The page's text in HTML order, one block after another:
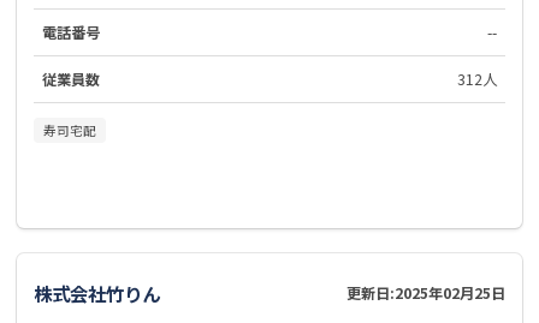
電話番号 --
従業員数 312人
寿司宅配
株式会社竹りん 更新日:2025年02月25日